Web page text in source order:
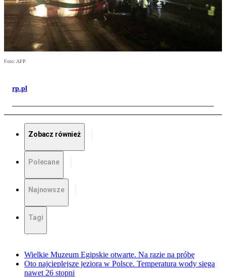
Foto: AFP
rp.pl
Zobacz również
Polecane
Najnowsze
Tagi
Wielkie Muzeum Egipskie otwarte. Na razie na próbę
Oto najcieplejsze jeziora w Polsce. Temperatura wody sięga
nawet 26 stopni